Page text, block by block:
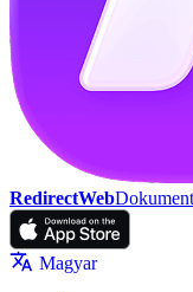
RedirectWeb
Magyar